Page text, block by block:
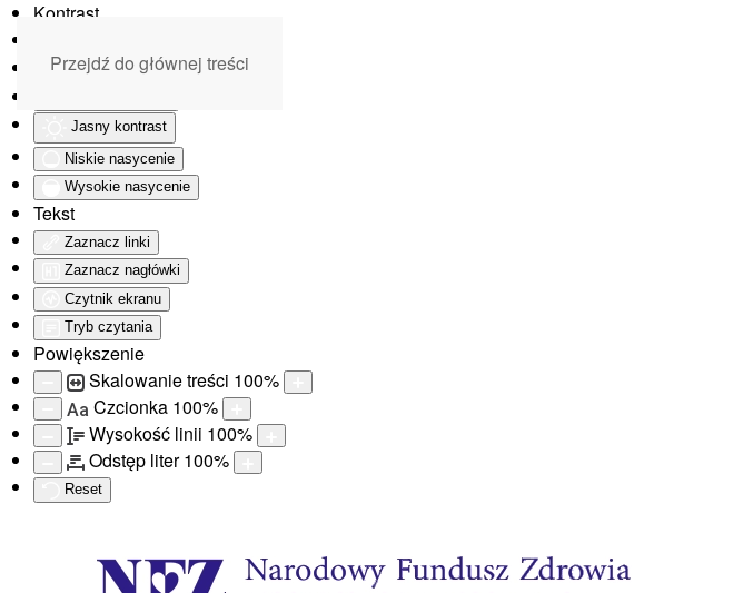
Kontrast
Monochromatyczny
Jasny kontrast
Niskie nasycenie
Wysokie nasycenie
Tekst
Zaznacz linki
Zaznacz nagłówki
Czytnik ekranu
Tryb czytania
Powiększenie
Skalowanie treści 100%
Aa Czcionka 100%
Wysokość linii 100%
Odstęp liter100%
Reset
Przejdź do głównej treści